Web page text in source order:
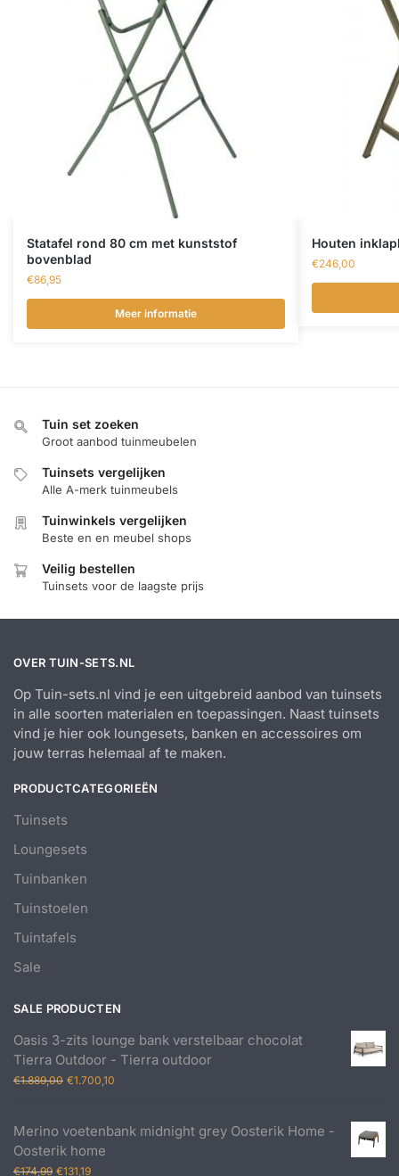
Statafel rond 80 cm met kunststof
bovenblad
€86,95
Meer informatie
Houten
€246,00
Tuin set zoeken
Groot aanbod tuinmeubelen
Tuinsets vergelijken
Alle A-merk tuinmeubels
Tuinwinkels vergelijken
Beste en en meubel shops
Veilig bestellen
Tuinsets voor de laagste prijs
OVER TUIN-SETS.NL
Op Tuin-sets.nl vind je een uitgebreid aanbod van tuinsets
in alle soorten materialen en toepassingen. Naast tuinsets
vind je hier ook loungesets, banken en accessoires om
jouw terras helemaal af te maken.
PRODUCTCATEGORIEËN
Tuinsets
Loungesets
Tuinbanken
Tuinstoelen
Tuintafels
Sale
SALE PRODUCTEN
Oasis 3-zits lounge bank verstelbaar chocolat
Tierra Outdoor - Tierra outdoor
€1.889,00 Oorspronkelijke
€1.889,00.
€1.700,10
€1.700,10.
Merino voetenbank midnight grey Oosterik Home -
Oosterik home
€174,99 Oorspronkelijke
€131,19Huidige